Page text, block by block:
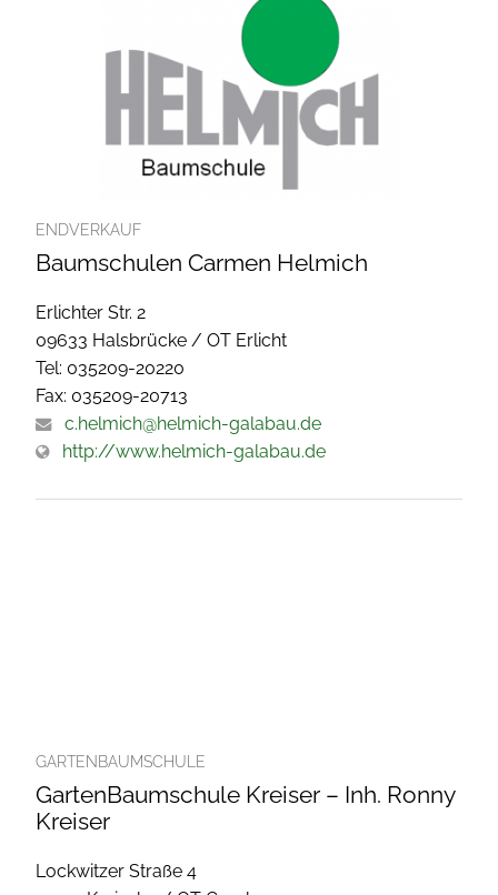
ENDVERKAUF
Baumschulen Carmen Helmich
Erlichter Str. 2
09633 Halsbrücke / OT Erlicht
Tel: 035209-20220
Fax: 035209-20713
c.helmich@helmich-galabau.de
http://www.helmich-galabau.de
GARTENBAUMSCHULE
GartenBaumschule Kreiser – Inh. Ronny
Kreiser
Lockwitzer Straße 4